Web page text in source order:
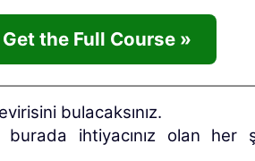
Get the Full Course »
bulacaksınız.
burada ihtiyacınız olan her